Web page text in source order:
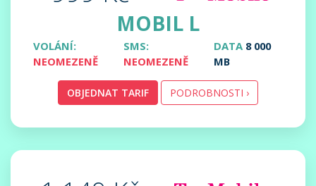
MOBIL L
VOLÁNÍ:
NEOMEZENĚ
SMS:
NEOMEZENĚ
DATA 8 000
MB
OBJEDNAT TARIF PODROBNOSTI ›